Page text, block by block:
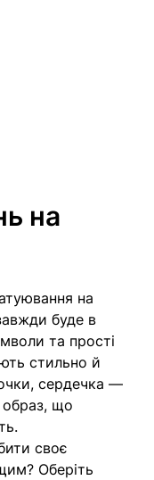
на
на
буде в
та прості
стильно й
сердечка —
що
своє
Оберіть